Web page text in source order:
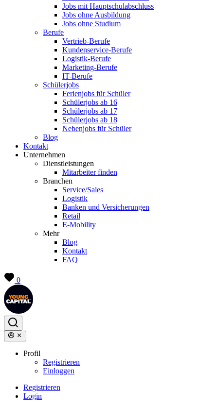
Jobs mit Hauptschulabschluss
Jobs ohne Ausbildung
Jobs ohne Studium
Berufe
Vertrieb-Berufe
Kundenservice-Berufe
Logistik-Berufe
Marketing-Berufe
IT-Berufe
Schülerjobs
Ferienjobs für Schüler
Schülerjobs ab 16
Schülerjobs ab 17
Schülerjobs ab 18
Nebenjobs für Schüler
Blog
Kontakt
Unternehmen
Dienstleistungen
Mitarbeiter finden
Branchen
Service/Sales
Logistik
Banken und Versicherungen
Retail
E-Mobility
Mehr
Blog
Kontakt
FAQ
0
Profil
Registrieren
Einloggen
Registrieren
Login